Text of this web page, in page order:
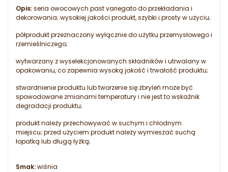
Opis:seria owocowych past variegato do przekładania i
dekorowania; wysokiej jakości produkt, szybki i prosty w użyciu;
półprodukt przeznaczony wyłącznie do użytku przemysłowego i
rzemieślniczego;
wytwarzany z wyselekcjonowanych składników i utrwalany w
opakowaniu, co zapewnia wysoką jakość i trwałość produktu;
stwardnienie produktu lub tworzenie się zbryleń może być
spowodowane zmianami temperatury i nie jest to wskaźnik
degradacji produktu;
produkt należy przechowywać w suchym i chłodnym
miejscu; przed użyciem produkt należy wymieszać suchą
łopatką lub długą łyżką;
Smak:wiśnia